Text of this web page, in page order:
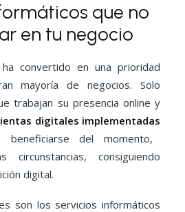
que no
en tu negocio
convertido en una prioridad
mayoría de negocios. Solo
trabajan su presencia online y
digitales implementadas
beneficiarse del momento,
consiguiendo
digital.
son los servicios informáticos